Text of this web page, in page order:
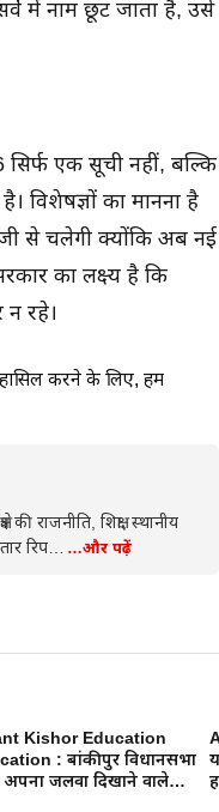
में नाम छूट जाता है, उसे
सिर्फ एक सूची नहीं, बल्कि
विशेषज्ञों का मानना है
से चलेगी क्योंकि अब नई
का लक्ष्य है कि
न रहे।
करने के लिए, हमें
की राजनीति, शिक्षा, स्थानीय
रिप…
…और पढ़ें
Kishor Education
: बांकीपुर विधानसभा
जलवा दिखाने वाले